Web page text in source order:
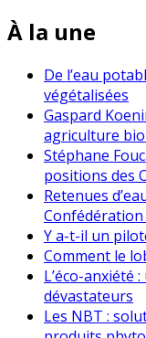
À la une
De l’eau
végétalisées
Gaspard
agriculture
Stéphane
positions des
Retenues
Confédération
Y a-t-il un
Comment le
L’éco-anxiété
dévastateurs
Les NBT :